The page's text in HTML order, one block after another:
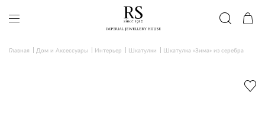
Главная Дом и Аксессуары Интерьер Шкатулки Шкатулка «Зима» из серебра